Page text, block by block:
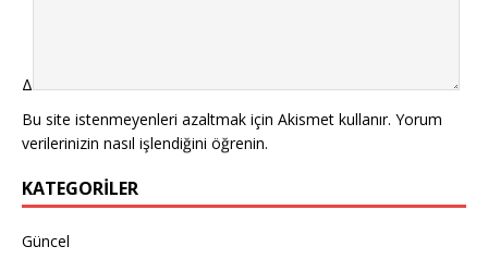
Δ
Bu site istenmeyenleri azaltmak için Akismet kullanır. Yorum
verilerinizin nasıl işlendiğini öğrenin.
KATEGORILER
Güncel